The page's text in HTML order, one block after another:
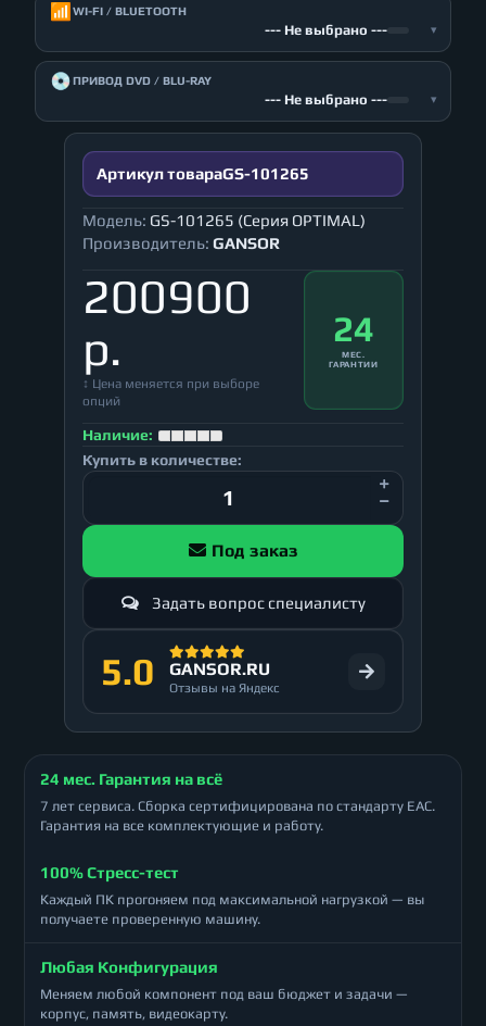
📶 WI-FI / BLUETOOTH
--- Не выбрано --- ▾
💿ПРИВОД DVD / BLU-RAY
--- Не выбрано --- ▾
Артикул товараGS-101265
Модель: GS-101265 (Серия OPTIMAL)
Производитель: GANSOR
200900
р.
↕ Цена меняется при выборе
опций
24
МЕС.
ГАРАНТИИ
Наличие:
Купить в количестве:
Под заказ
Задать вопрос специалисту
5.0 GANSOR.RU
Отзывы на Яндекс
24 мес. Гарантия на всё
7 лет сервиса. Сборка сертифицирована по стандарту ЕАС.
Гарантия на все комплектующие и работу.
100% Стресс-тест
Каждый ПК прогоняем под максимальной нагрузкой — вы
получаете проверенную машину.
Любая Конфигурация
Меняем любой компонент под ваш бюджет и задачи —
корпус, память, видеокарту.